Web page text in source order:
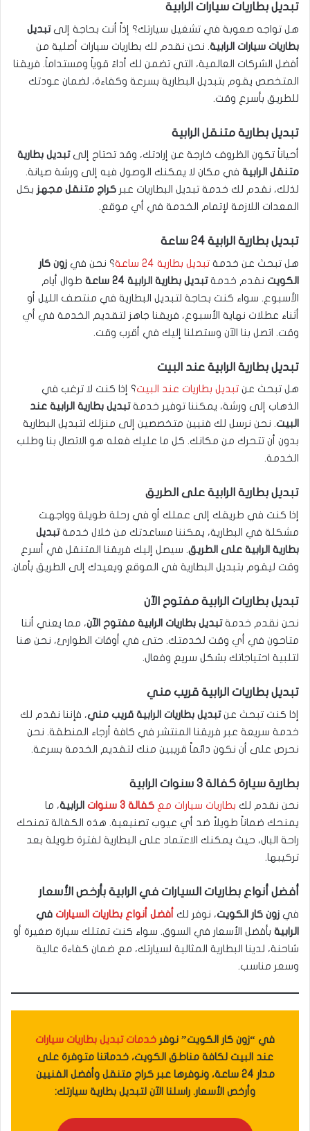
تبديل بطاريات سيارات الرابية
هل تواجه صعوبة في تشغيل سيارتك؟ إذاً أنت بحاجة إلىتبديل
بطاريات سيارات الرابية. نحن نقدم لك بطاريات سيارات أصلية من
أفضل الشركات العالمية، التي تضمن لك أداءً قوياً ومستداماً. فريقنا
المتخصص يقوم بتبديل البطارية بسرعة وكفاءة، لضمان عودتك
للطريق بأسرع وقت.
تبديل بطارية متنقل الرابية
أحياناً تكون الظروف خارجة عن إرادتك، وقد تحتاج إلىتبديل بطارية
متنقل الرابية في مكان لا يمكنك الوصول فيه إلى ورشة صيانة.
لذلك، نقدم لك خدمة تبديل البطاريات عبر كراج متنقل مجهز بكل
المعدات اللازمة لإتمام الخدمة في أي موقع.
تبديل بطارية الرابية 24 ساعة
هل تبحث عن خدمة تبديل بطارية 24 ساعة ؟ نحن في زون كار
الكويت نقدم خدمةتبديل بطارية الرابية 24 ساعة
طوال أيام
الأسبوع. سواء كنت بحاجة لتبديل البطارية في منتصف الليل أو
أثناء عطلات نهاية الأسبوع، فريقنا جاهز لتقديم الخدمة في أي
وقت. اتصل بنا الآن وستصلنا إليك في أقرب وقت.
تبديل بطارية الرابية عند البيت
هل تبحث عن تبديل بطاريات عند البيت؟ إذا كنت لا ترغب في
الذهاب إلى ورشة، يمكننا توفير خدمةتبديل بطارية الرابية عند
البيت. نحن نرسل لك فنيين متخصصين إلى منزلك لتبديل البطارية
بدون أن تتحرك من مكانك. كل ما عليك فعله هو الاتصال بنا وطلب
الخدمة.
تبديل بطارية الرابية على الطريق
إذا كنت في طريقك إلى عملك أو في رحلة طويلة وواجهت
مشكلة في البطارية، يمكننا مساعدتك من خلال خدمةتبديل
بطارية الرابية على الطريق. سيصل إليك فريقنا المتنقل في أسرع
وقت ليقوم بتبديل البطارية في الموقع ويعيدك إلى الطريق بأمان.
تبديل بطاريات الرابية مفتوح الآن
نحن نقدم خدمةتبديل بطاريات الرابية مفتوح الآن، مما يعني أننا
متاحون في أي وقت لخدمتك. حتى في أوقات الطوارئ، نحن هنا
لتلبية احتياجاتك بشكل سريع وفعال.
تبديل بطاريات الرابية قريب مني
إذا كنت تبحث عنتبديل بطاريات الرابية قريب مني، فإننا نقدم لك
خدمة سريعة عبر فريقنا المنتشر في كافة أرجاء المنطقة. نحن
نحرص على أن نكون دائماً قريبين منك لتقديم الخدمة بسرعة.
بطارية سيارة كفالة 3 سنوات الرابية
نحن نقدم لك بطاريات سيارات مع كفالة 3 سنوات الرابية، ما
يمنحك ضماناً طويلاً ضد أي عيوب تصنيعية. هذه الكفالة تمنحك
راحة البال، حيث يمكنك الاعتماد على البطارية لفترة طويلة بعد
تركيبها.
أفضل أنواع بطاريات السيارات في الرابية بأرخص الأسعار
في زون كار الكويت، نوفر لك أفضل أنواع بطاريات السيارات في
الرابية بأفضل الأسعار في السوق. سواء كنت تمتلك سيارة صغيرة أو
شاحنة، لدينا البطارية المثالية لسيارتك، مع ضمان كفاءة عالية
وسعر مناسب.
في “زون كار الكويت” نوفر خدمات تبديل بطاريات سيارات
عند البيت لكافة مناطق الكويت، خدماتنا متوفرة على
مدار 24 ساعة، ونوفرها عبر كراج متنقل وأفضل الفنيين
وأرخص الأسعار. راسلنا الآن لتبديل بطارية سيارتك: